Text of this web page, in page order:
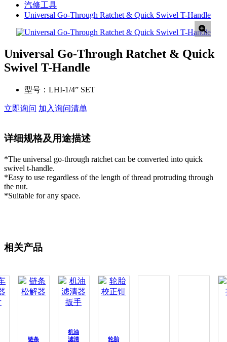
汽修工具
Universal Go-Through Ratchet & Quick Swivel T-Handle
Universal Go-Through Ratchet & Quick
Swivel T-Handle
型号： LHI-1/4” SET
立即询问 加入询问清单
详细规格及用途描述
*The universal go-through ratchet can be converted into quick
swivel t-handle.
*Easy to use regardless of the length of thread protruding through
the nut.
*Suitable for any space.
相关产品
链条
机油
滤清
轮胎